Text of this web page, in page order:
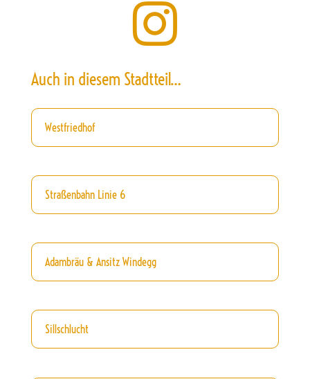

Auch in diesem Stadtteil…
Westfriedhof
Straßenbahn Linie 6
Adambräu & Ansitz Windegg
Sillschlucht